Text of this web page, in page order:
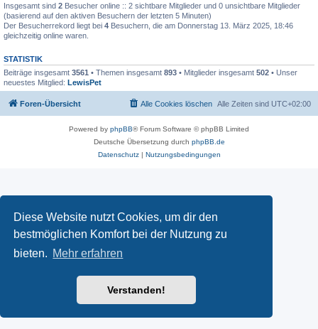
Diese Website nutzt Cookies, um dir den
bestmöglichen Komfort bei der Nutzung zu
bieten. Mehr erfahren
Verstanden!
Insgesamt sind 2 Besucher online :: 2 sichtbare Mitglieder und 0 unsichtbare Mitglieder
(basierend auf den aktiven Besuchern der letzten 5 Minuten)
Der Besucherrekord liegt bei 4 Besuchern, die am Donnerstag 13. März 2025, 18:46
gleichzeitig online waren.
STATISTIK
Beiträge insgesamt 3561 • Themen insgesamt 893 • Mitglieder insgesamt 502 • Unser
neuestes Mitglied: LewisPet
Foren-Übersicht Alle Zeiten sind UTC+02:00
Alle Cookies löschen
Powered by phpBB® Forum Software © phpBB Limited
Deutsche Übersetzung durch phpBB.de
Datenschutz| Nutzungsbedingungen